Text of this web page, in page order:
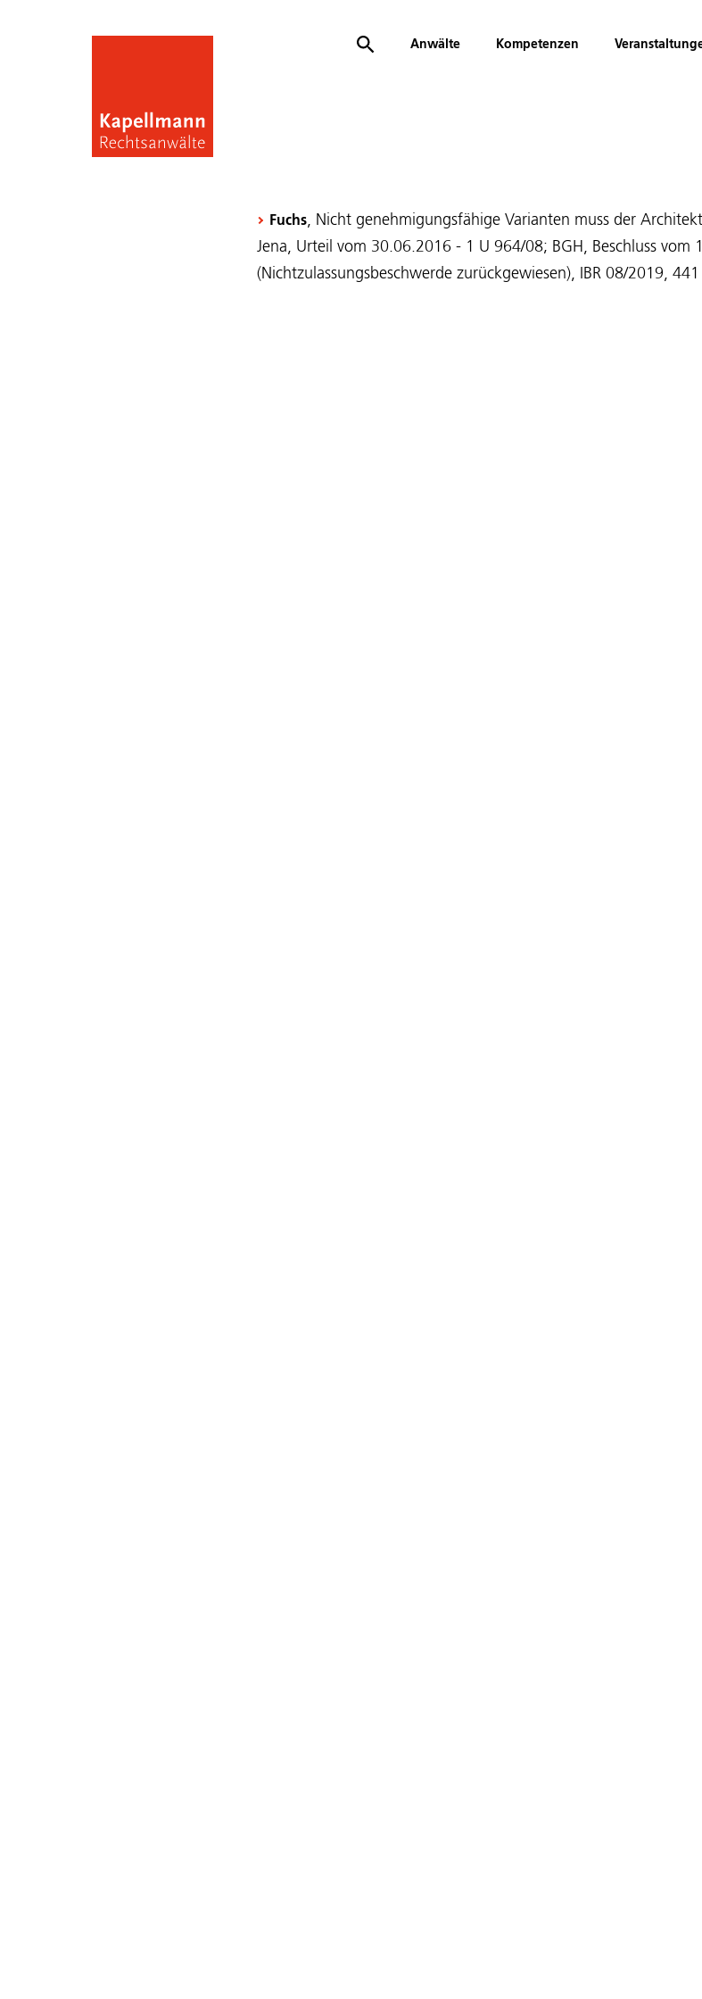
Anwälte Kompetenzen
Fuchs, Nicht genehmigungsfähige Varianten muss der
Jena, Urteil vom 30.06.2016 - 1 U 964/08; BGH, Beschluss vom
(Nichtzulassungsbeschwerde zurückgewiesen), IBR 08/2019, 441